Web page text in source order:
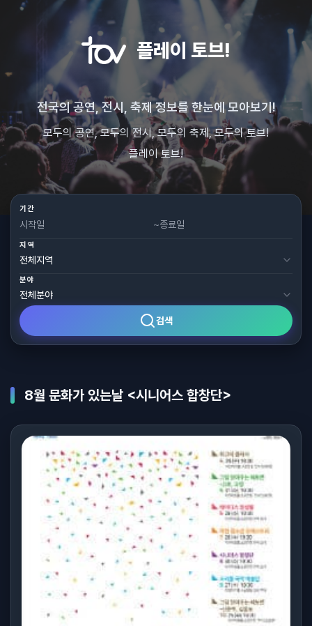
플레이 토브!
전국의 공연, 전시, 축제 정보를 한눈에 모아보기!
모두의 공연, 모두의 전시, 모두의 축제, 모두의 토브!
플레이 토브!
기간
~
지역
분야
검색
8월 문화가 있는날 <시니어스 합창단>